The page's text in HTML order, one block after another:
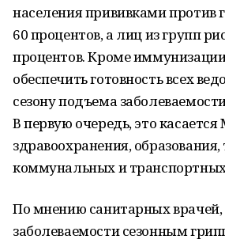
населения прививками против
60 процентов, а лиц из групп
процентов. Кроме
обеспечить готовность всех
сезону подъема
В первую очередь, это
здравоохранения,
коммунальных и
По мнению санитарных
заболеваемости сезонным